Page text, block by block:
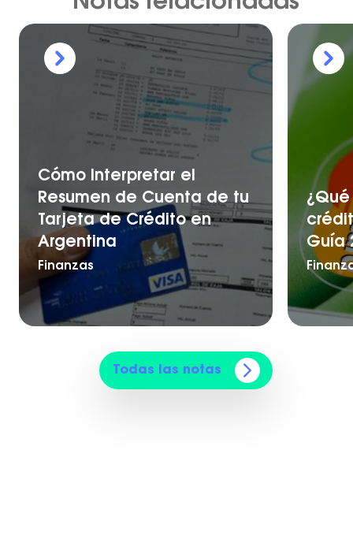
Cómo Interpretar el
Resumen de Cuenta de tu
Tarjeta de Crédito en
Argentina
Finanzas
Guía
Todas las notas